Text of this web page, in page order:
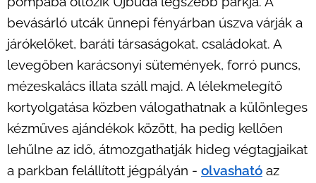
bevásárló utcák ünnepi fényárban úszva várják a
járókelőket, baráti társaságokat, családokat. A
levegőben karácsonyi sütemények, forró puncs,
mézeskalács illata száll majd. A lélekmelegítő
kortyolgatása közben válogathatnak a különleges
kézműves ajándékok között, ha pedig kellően
lehűlne az idő, átmozgathatják hideg végtagjaikat
a parkban felállított jégpályán - olvasható az